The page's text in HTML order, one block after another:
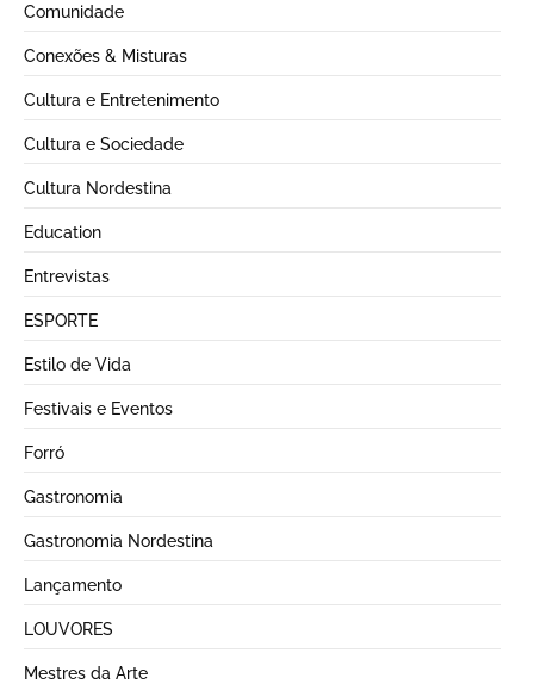
Comunidade
Conexões & Misturas
Cultura e Entretenimento
Cultura e Sociedade
Cultura Nordestina
Education
Entrevistas
ESPORTE
Estilo de Vida
Festivais e Eventos
Forró
Gastronomia
Gastronomia Nordestina
Lançamento
LOUVORES
Mestres da Arte